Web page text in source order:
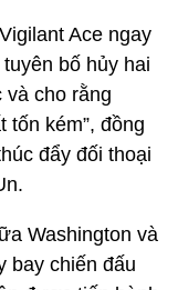
Ace ngay
bố hủy hai
và cho rằng
tốn kém”, đồng
đẩy đối thoại
Washington và
bay chiến đấu